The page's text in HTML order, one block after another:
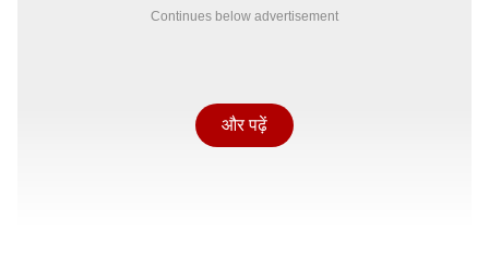
Continues below advertisement
और पढ़ें